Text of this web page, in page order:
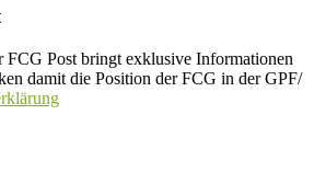
Post bringt exklusive Informationen
damit die Position der FCG in der GPF/